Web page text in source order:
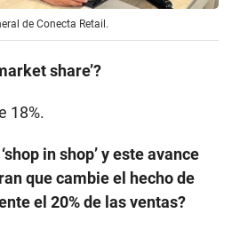
de Conecta Retail.
share’?
18%.
in shop’ y este avance
que cambie el hecho de
el 20% de las ventas?